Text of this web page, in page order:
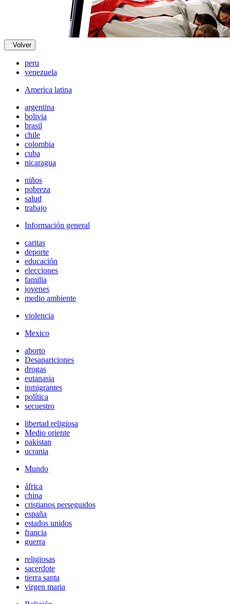
Volver
peru
venezuela
America latina
argentina
bolivia
brasil
chile
colombia
cuba
nicaragua
niños
pobreza
salud
trabajo
Información general
caritas
deporte
educación
elecciones
familia
jovenes
medio ambiente
violencia
Mexico
aborto
Desapariciones
drogas
eutanasia
inmigrantes
política
secuestro
libertad religiosa
Medio oriente
pakistan
ucrania
Mundo
áfrica
china
cristianos perseguidos
españa
estados unidos
francia
guerra
religiosas
sacerdote
tierra santa
virgen maria